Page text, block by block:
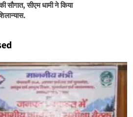
सौगात, सीएम धामी ने किया